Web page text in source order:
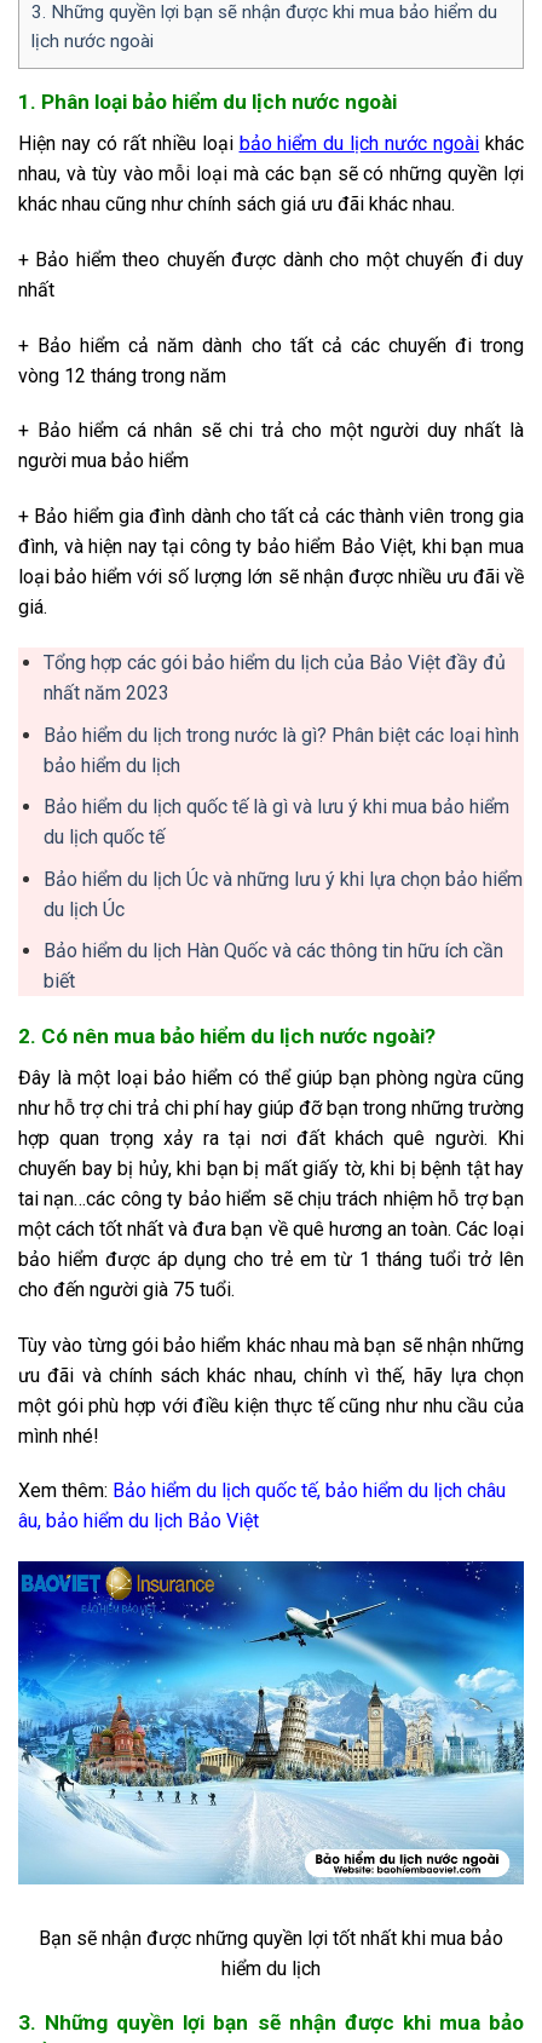
3. Những quyền lợi bạn sẽ nhận được khi mua bảo hiểm du
lịch nước ngoài
1. Phân loại bảo hiểm du lịch nước ngoài
Hiện nay có rất nhiều loại bảo hiểm du lịch nước ngoài khác
nhau, và tùy vào mỗi loại mà các bạn sẽ có những quyền lợi
khác nhau cũng như chính sách giá ưu đãi khác nhau.
+ Bảo hiểm theo chuyến được dành cho một chuyến đi duy
nhất
+ Bảo hiểm cả năm dành cho tất cả các chuyến đi trong
vòng 12 tháng trong năm
+ Bảo hiểm cá nhân sẽ chi trả cho một người duy nhất là
người mua bảo hiểm
+ Bảo hiểm gia đình dành cho tất cả các thành viên trong gia
đình, và hiện nay tại công ty bảo hiểm Bảo Việt, khi bạn mua
loại bảo hiểm với số lượng lớn sẽ nhận được nhiều ưu đãi về
giá.
Tổng hợp các gói bảo hiểm du lịch của Bảo Việt đầy đủ
nhất năm 2023
Bảo hiểm du lịch trong nước là gì? Phân biệt các loại hình
bảo hiểm du lịch
Bảo hiểm du lịch quốc tế là gì và lưu ý khi mua bảo hiểm
du lịch quốc tế
Bảo hiểm du lịch Úc và những lưu ý khi lựa chọn bảo hiểm
du lịch Úc
Bảo hiểm du lịch Hàn Quốc và các thông tin hữu ích cần
biết
2. Có nên mua bảo hiểm du lịch nước ngoài?
Đây là một loại bảo hiểm có thể giúp bạn phòng ngừa cũng
như hỗ trợ chi trả chi phí hay giúp đỡ bạn trong những trường
hợp quan trọng xảy ra tại nơi đất khách quê người. Khi
chuyến bay bị hủy, khi bạn bị mất giấy tờ, khi bị bệnh tật hay
tai nạn…các công ty bảo hiểm sẽ chịu trách nhiệm hỗ trợ bạn
một cách tốt nhất và đưa bạn về quê hương an toàn. Các loại
bảo hiểm được áp dụng cho trẻ em từ 1 tháng tuổi trở lên
cho đến người già 75 tuổi.
Tùy vào từng gói bảo hiểm khác nhau mà bạn sẽ nhận những
ưu đãi và chính sách khác nhau, chính vì thế, hãy lựa chọn
một gói phù hợp với điều kiện thực tế cũng như nhu cầu của
mình nhé!
Xem thêm: Bảo hiểm du lịch quốc tế, bảo hiểm du lịch châu
âu, bảo hiểm du lịch Bảo Việt
Bạn sẽ nhận được những quyền lợi tốt nhất khi mua bảo
hiểm du lịch
3. Những quyền lợi bạn sẽ nhận được khi mua bảo